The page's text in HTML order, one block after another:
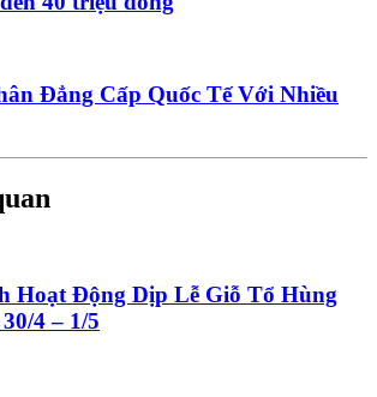
Đẳng Cấp Quốc Tế Với Nhiều
Hoạt Động Dịp Lễ Giỗ Tổ Hùng
4 – 1/5